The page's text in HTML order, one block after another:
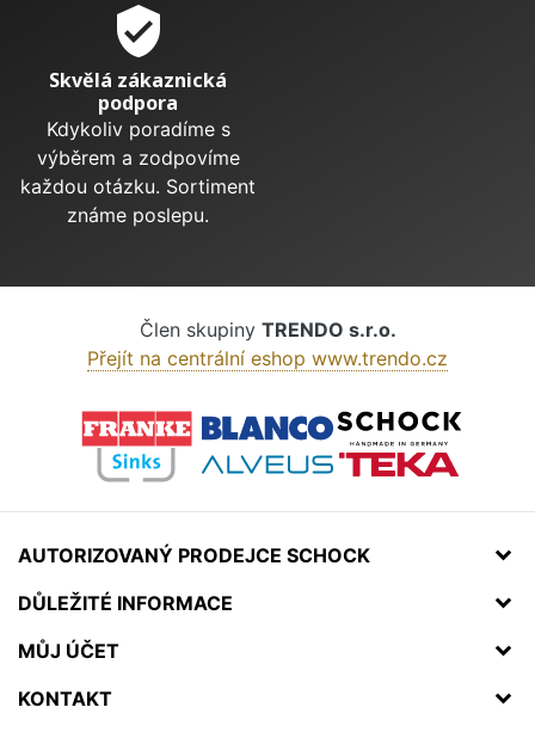
verified_user
Skvělá zákaznická
podpora
Kdykoliv poradíme s
výběrem a zodpovíme
každou otázku. Sortiment
známe poslepu.
Člen skupiny TRENDO s.r.o.
Přejít na centrální eshop www.trendo.cz
AUTORIZOVANÝ PRODEJCE SCHOCK
DŮLEŽITÉ INFORMACE
MŮJ ÚČET
KONTAKT